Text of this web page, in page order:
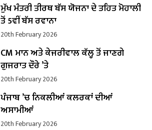
ਮੁੱਖ ਮੰਤਰੀ ਤੀਰਥ ਬੱਸ ਯੋਜਨਾ ਦੇ ਤਹਿਤ ਮੋਹਾਲੀ
ਤੋਂ 5ਵੀਂ ਬੱਸ ਰਵਾਨਾ
20th February 2026
CM ਮਾਨ ਅਤੇ ਕੇਜਰੀਵਾਲ ਕੱਲ੍ਹ ਤੋਂ ਜਾਣਗੇ
ਗੁਜਰਾਤ ਦੌਰੇ ’ਤੇ
20th February 2026
ਪੰਜਾਬ ’ਚ ਨਿਕਲੀਆਂ ਕਲਰਕਾਂ ਦੀਆਂ
ਅਸਾਮੀਆਂ
20th February 2026